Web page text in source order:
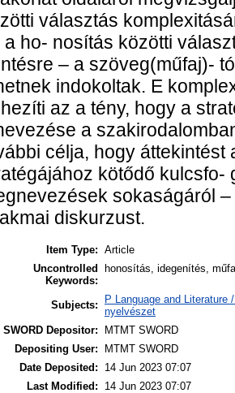
választás
a ho- nosítás közötti
– a szöveg(műfaj)-
indokoltak. E
az a tény, hogy a
a
célja, hogy
kötődő kulcsfo-
sokaságáról
diskurzust.
Item Type: Article
Uncontrolled
Keywords:
honosítás, idegenítés,
Subjects:
P Language and
nyelvészet
SWORD Depositor:
MTMT SWORD
Depositing User:
MTMT SWORD
Date Deposited:
14 Jun 2023 07:07
Last Modified:
14 Jun 2023 07:07